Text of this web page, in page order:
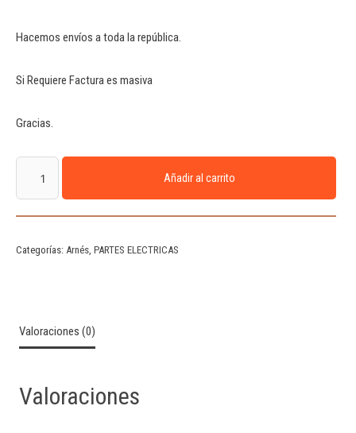
Hacemos envíos a toda la república.
Si Requiere Factura es masiva
Gracias.
Añadir al carrito
Categorías: Arnés, PARTES ELECTRICAS
Valoraciones (0)
Valoraciones